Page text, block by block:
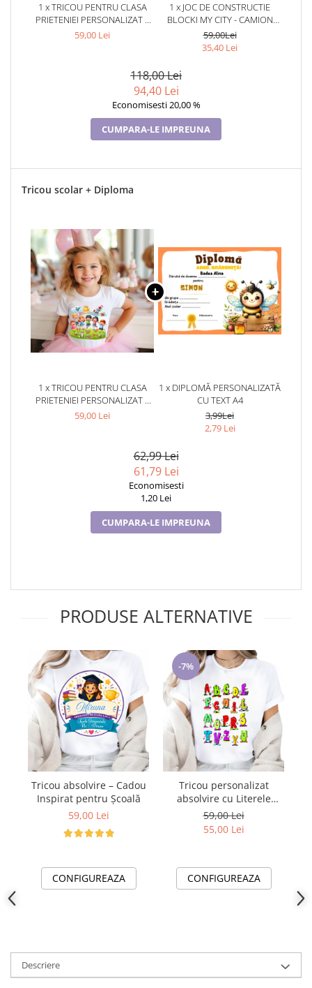
1 x TRICOU PENTRU CLASA
PRIETENIEI PERSONALIZAT –
CADOU INSPIRAT PENTRU
59,00 Lei
1 x JOC DE CONSTRUCTIE
BLOCKI MY CITY - CAMION
(163 PIESE)
59,00Lei
35,40 Lei
118,00 Lei
94,40 Lei
Economisesti 20,00 %
CUMPARA-LE IMPREUNA
Tricou scolar + Diploma
1 x TRICOU PENTRU CLASA
PRIETENIEI PERSONALIZAT –
CADOU INSPIRAT PENTRU
59,00 Lei
1 x DIPLOMĂ PERSONALIZATĂ
CU TEXT A4
3,99Lei
2,79 Lei
62,99 Lei
61,79 Lei
Economisesti
1,20 Lei
CUMPARA-LE IMPREUNA
PRODUSE ALTERNATIVE
Tricou absolvire – Cadou
Inspirat pentru Școală
59,00 Lei
CONFIGUREAZA
-7%
Tricou personalizat
absolvire cu Literele
alfabetului ABC1001
59,00 Lei
55,00 Lei
CONFIGUREAZA
Descriere